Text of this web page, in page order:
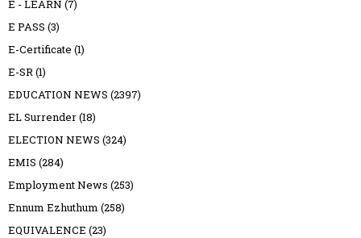
E - LEARN (7)
E PASS (3)
E-Certificate (1)
E-SR(1)
EDUCATION NEWS (2397)
EL Surrender(18)
ELECTION NEWS (324)
EMIS (284)
Employment News (253)
Ennum Ezhuthum (258)
EQUIVALENCE (23)